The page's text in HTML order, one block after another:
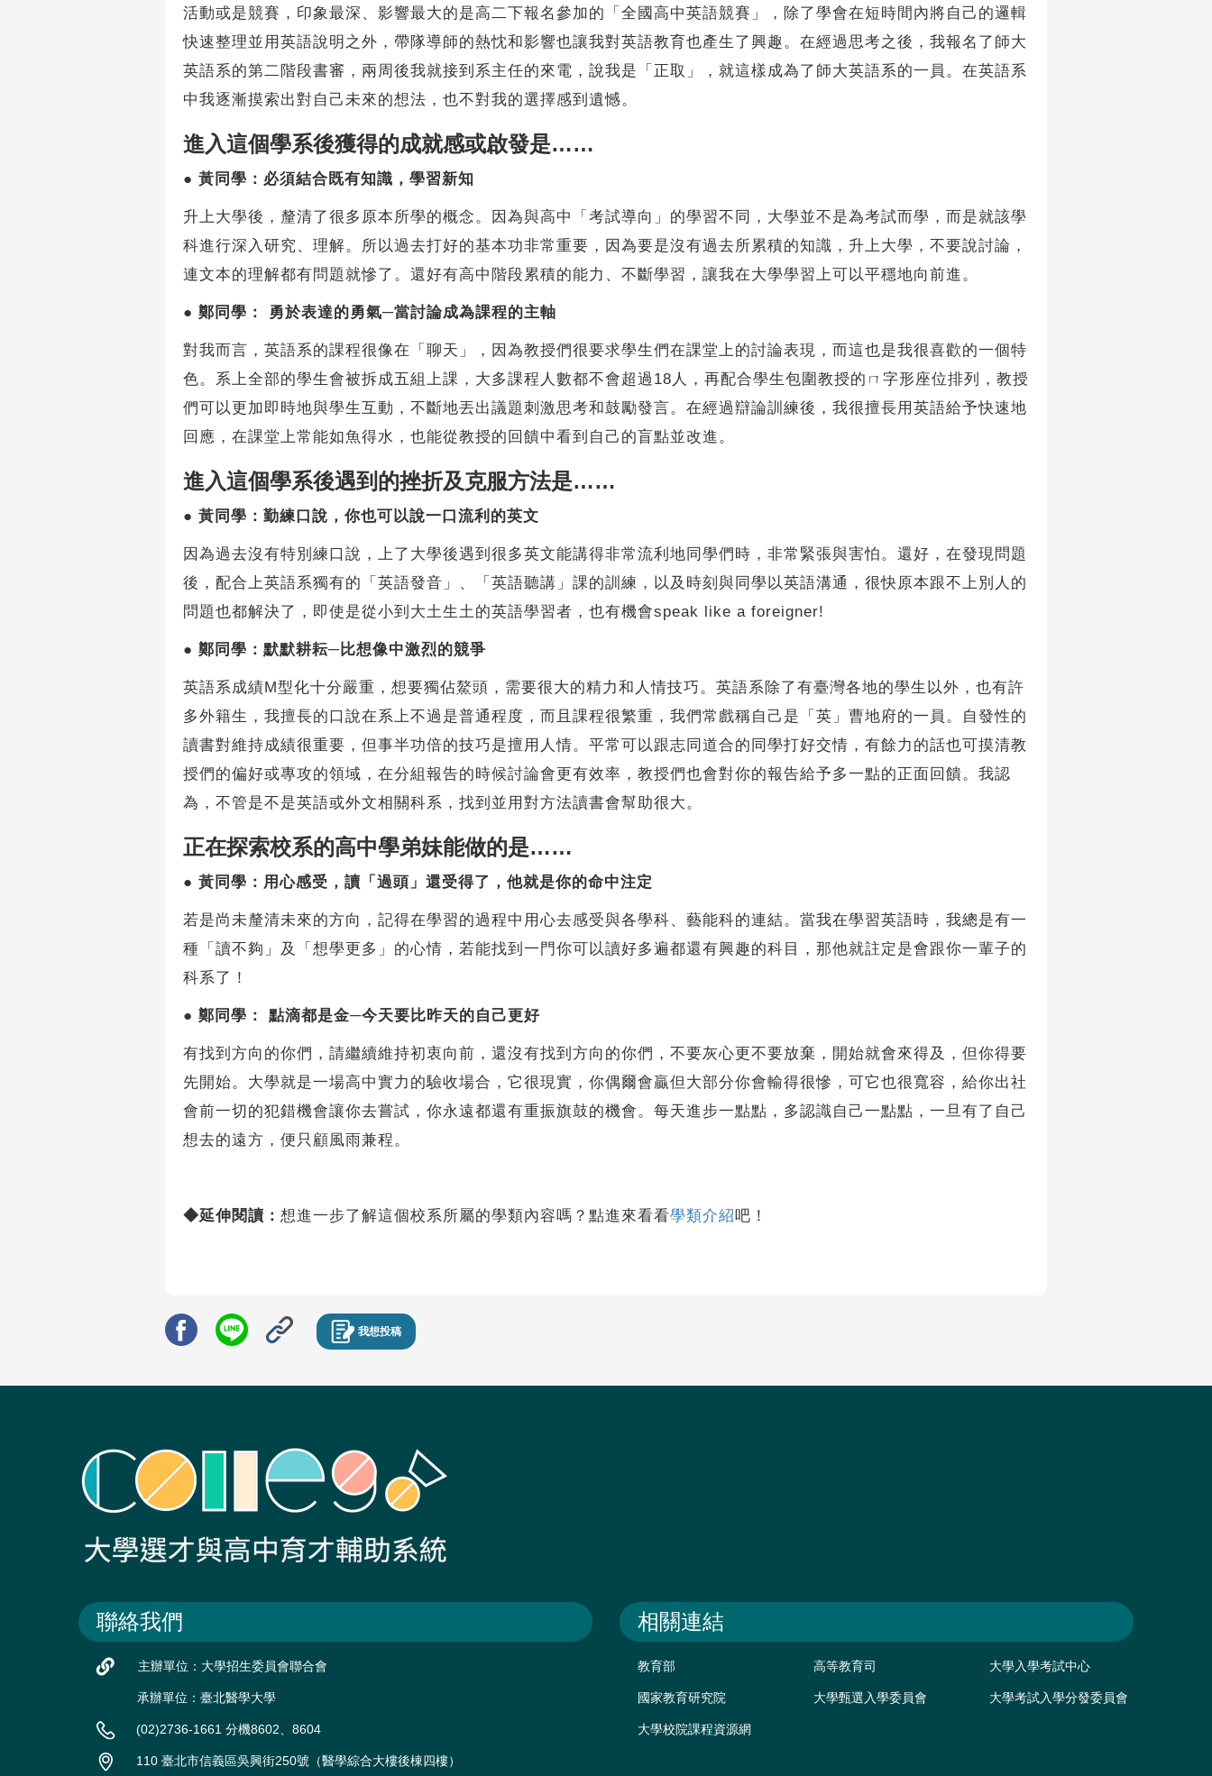
活動或是競賽，印象最深、影響最大的是高二下報名參加的「全國高中英語競賽」，除了學會在短時間內將自己的邏輯
快速整理並用英語說明之外，帶隊導師的熱忱和影響也讓我對英語教育也產生了興趣。在經過思考之後，我報名了師大
英語系的第二階段書審，兩周後我就接到系主任的來電，說我是「正取」，就這樣成為了師大英語系的一員。在英語系
中我逐漸摸索出對自己未來的想法，也不對我的選擇感到遺憾。
進入這個學系後獲得的成就感或啟發是……
● 黃同學：必須結合既有知識，學習新知
升上大學後，釐清了很多原本所學的概念。因為與高中「考試導向」的學習不同，大學並不是為考試而學，而是就該學
科進行深入研究、理解。所以過去打好的基本功非常重要，因為要是沒有過去所累積的知識，升上大學，不要說討論，
連文本的理解都有問題就慘了。還好有高中階段累積的能力、不斷學習，讓我在大學學習上可以平穩地向前進。
● 鄭同學： 勇於表達的勇氣─當討論成為課程的主軸
對我而言，英語系的課程很像在「聊天」，因為教授們很要求學生們在課堂上的討論表現，而這也是我很喜歡的一個特
色。系上全部的學生會被拆成五組上課，大多課程人數都不會超過18人，再配合學生包圍教授的ㄇ字形座位排列，教授
們可以更加即時地與學生互動，不斷地丟出議題刺激思考和鼓勵發言。在經過辯論訓練後，我很擅長用英語給予快速地
回應，在課堂上常能如魚得水，也能從教授的回饋中看到自己的盲點並改進。
進入這個學系後遇到的挫折及克服方法是……
● 黃同學：勤練口說，你也可以說一口流利的英文
因為過去沒有特別練口說，上了大學後遇到很多英文能講得非常流利地同學們時，非常緊張與害怕。還好，在發現問題
後，配合上英語系獨有的「英語發音」、「英語聽講」課的訓練，以及時刻與同學以英語溝通，很快原本跟不上別人的
問題也都解決了，即使是從小到大土生土的英語學習者，也有機會speak like a foreigner!
● 鄭同學：默默耕耘─比想像中激烈的競爭
英語系成績M型化十分嚴重，想要獨佔鰲頭，需要很大的精力和人情技巧。英語系除了有臺灣各地的學生以外，也有許
多外籍生，我擅長的口說在系上不過是普通程度，而且課程很繁重，我們常戲稱自己是「英」曹地府的一員。自發性的
讀書對維持成績很重要，但事半功倍的技巧是擅用人情。平常可以跟志同道合的同學打好交情，有餘力的話也可摸清教
授們的偏好或專攻的領域，在分組報告的時候討論會更有效率，教授們也會對你的報告給予多一點的正面回饋。我認
為，不管是不是英語或外文相關科系，找到並用對方法讀書會幫助很大。
正在探索校系的高中學弟妹能做的是……
● 黃同學：用心感受，讀「過頭」還受得了，他就是你的命中注定
若是尚未釐清未來的方向，記得在學習的過程中用心去感受與各學科、藝能科的連結。當我在學習英語時，我總是有一
種「讀不夠」及「想學更多」的心情，若能找到一門你可以讀好多遍都還有興趣的科目，那他就註定是會跟你一輩子的
科系了！
● 鄭同學： 點滴都是金─今天要比昨天的自己更好
有找到方向的你們，請繼續維持初衷向前，還沒有找到方向的你們，不要灰心更不要放棄，開始就會來得及，但你得要
先開始。大學就是一場高中實力的驗收場合，它很現實，你偶爾會贏但大部分你會輸得很慘，可它也很寬容，給你出社
會前一切的犯錯機會讓你去嘗試，你永遠都還有重振旗鼓的機會。每天進步一點點，多認識自己一點點，一旦有了自己
想去的遠方，便只顧風雨兼程。
◆延伸閱讀： 想進一步了解這個校系所屬的學類內容嗎？點進來看看學類介紹吧！
我想投稿
聯絡我們
主辦單位：大學招生委員會聯合會
承辦單位：臺北醫學大學
(02)2736-1661 分機8602、8604
110 臺北市信義區吳興街250號（醫學綜合大樓後棟四樓）
相關連結
教育部 高等教育司 大學入學考試中心
國家教育研究院 大學甄選入學委員會 大學考試入學分發委員會
大學校院課程資源網